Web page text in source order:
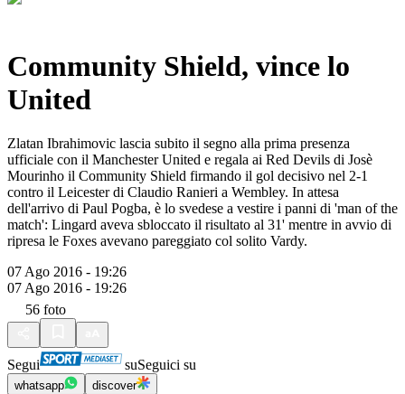
Community Shield, vince lo
United
Zlatan Ibrahimovic lascia subito il segno alla prima presenza
ufficiale con il Manchester United e regala ai Red Devils di Josè
Mourinho il Community Shield firmando il gol decisivo nel 2-1
contro il Leicester di Claudio Ranieri a Wembley. In attesa
dell'arrivo di Paul Pogba, è lo svedese a vestire i panni di 'man of the
match': Lingard aveva sbloccato il risultato al 31' mentre in avvio di
ripresa le Foxes avevano pareggiato col solito Vardy.
07 Ago 2016 - 19:26
07 Ago 2016 - 19:26
56 foto
Segui suSeguici su
whatsapp discover